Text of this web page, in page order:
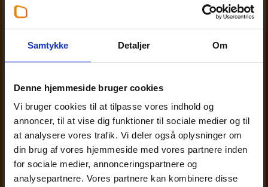
Samtykke Detaljer Om
Denne hjemmeside bruger cookies
Vi bruger cookies til at tilpasse vores indhold og
annoncer, til at vise dig funktioner til sociale medier og til
at analysere vores trafik. Vi deler også oplysninger om
din brug af vores hjemmeside med vores partnere inden
for sociale medier, annonceringspartnere og
analysepartnere. Vores partnere kan kombinere disse